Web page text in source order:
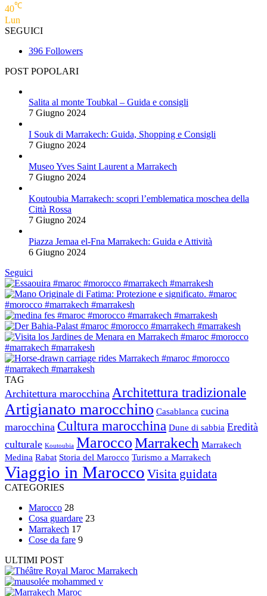
40℃
Lun
SEGUICI
396 Followers
POST POPOLARI
Salita al monte Toubkal – Guida e consigli
7 Giugno 2024
I Souk di Marrakech: Guida, Shopping e Consigli
7 Giugno 2024
Museo Yves Saint Laurent a Marrakech
7 Giugno 2024
Koutoubia Marrakech: scopri l’emblematica moschea della
Città Rossa
7 Giugno 2024
Piazza Jemaa el-Fna Marrakech: Guida e Attività
6 Giugno 2024
Seguici
TAG
Architettura marocchina Architettura tradizionale
Artigianato marocchino Casablanca cucina
marocchina Cultura marocchina Dune di sabbia Eredità
culturale Koutoubia MaroccoMarrakech Marrakech
Medina Rabat Storia del Marocco Turismo a Marrakech
Viaggio in Marocco Visita guidata
CATEGORIES
Marocco 28
Cosa guardare 23
Marrakech 17
Cose da fare 9
ULTIMI POST